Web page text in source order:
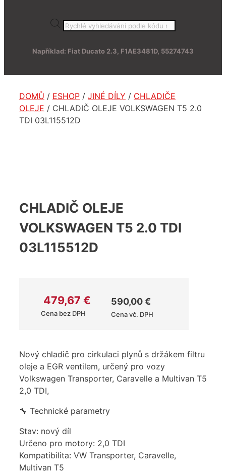
Products
Například: Fiat Ducato 2.3, F1AE3481D, 55274743
DOMŮ / ESHOP / JINÉ DÍLY / CHLADIČE
OLEJE / CHLADIČ OLEJE VOLKSWAGEN T5 2.0
TDI 03L115512D
CHLADIČ OLEJE
VOLKSWAGEN T5 2.0 TDI
03L115512D
479,67 €
Cena bez DPH
590,00€
Cena vč. DPH
Nový chladič pro cirkulaci plynů s držákem filtru
oleje a EGR ventilem, určený pro vozy
Volkswagen Transporter, Caravelle a Multivan T5
2,0 TDI,
🔧 Technické parametry
Stav: nový díl
Určeno pro motory: 2,0 TDI
Kompatibilita: VW Transporter, Caravelle,
Multivan T5